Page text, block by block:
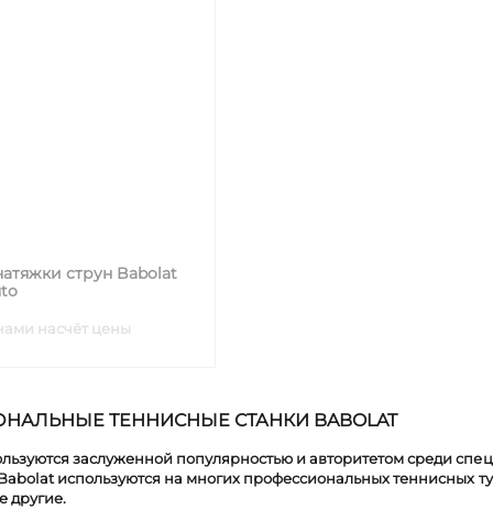
ТЕННИСНЫЕ СТАНКИ BABOLAT
заслуженной популярностью и авторитетом среди
используются на многих профессиональных теннисных
другие.
струн Babolat
насчёт цены